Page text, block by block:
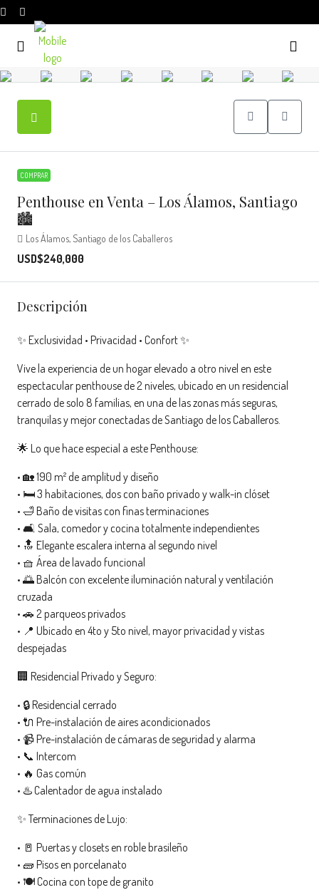
COMPRAR
Penthouse en Venta – Los Álamos, Santiago
🏙️
Los Álamos, Santiago de los Caballeros
USD$240,000
Descripción
✨ Exclusividad • Privacidad • Confort ✨
Vive la experiencia de un hogar elevado a otro nivel en este
espectacular penthouse de 2 niveles, ubicado en un residencial
cerrado de solo 8 familias, en una de las zonas más seguras,
tranquilas y mejor conectadas de Santiago de los Caballeros.
🌟 Lo que hace especial a este Penthouse:
• 🏡 190 m² de amplitud y diseño
• 🛏️ 3 habitaciones, dos con baño privado y walk-in clóset
• 🛁 Baño de visitas con finas terminaciones
• 🛋️ Sala, comedor y cocina totalmente independientes
• 🔝 Elegante escalera interna al segundo nivel
• 🧺 Área de lavado funcional
• 🌅 Balcón con excelente iluminación natural y ventilación
cruzada
• 🚗 2 parqueos privados
• 📍 Ubicado en 4to y 5to nivel, mayor privacidad y vistas
despejadas
🏢 Residencial Privado y Seguro:
• 🔒 Residencial cerrado
• 🔌 Pre-instalación de aires acondicionados
• 📹 Pre-instalación de cámaras de seguridad y alarma
• 📞 Intercom
• 🔥 Gas común
• ♨️ Calentador de agua instalado
✨ Terminaciones de Lujo:
• 🚪 Puertas y closets en roble brasileño
• 🧱 Pisos en porcelanato
• 🍽️ Cocina con tope de granito